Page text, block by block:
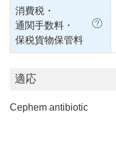
消費税・
通関手数料・
保税貨物保管料
適応
Cephem antibiotic